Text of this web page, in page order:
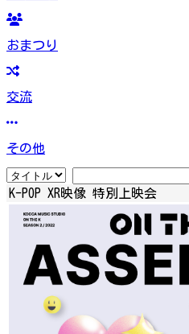
おまつり
交流
その他
K-POP XR映像 特別上映会